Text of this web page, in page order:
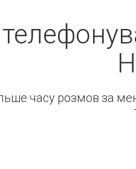
часу розмов за